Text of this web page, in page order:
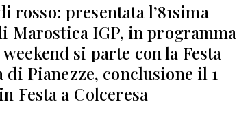
presentata l’81sima
Marostica IGP, in programma
si parte con la Festa
Pianezze, conclusione il 1
Festa a Colceresa